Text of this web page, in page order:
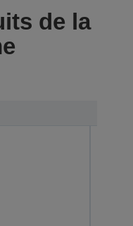
de la